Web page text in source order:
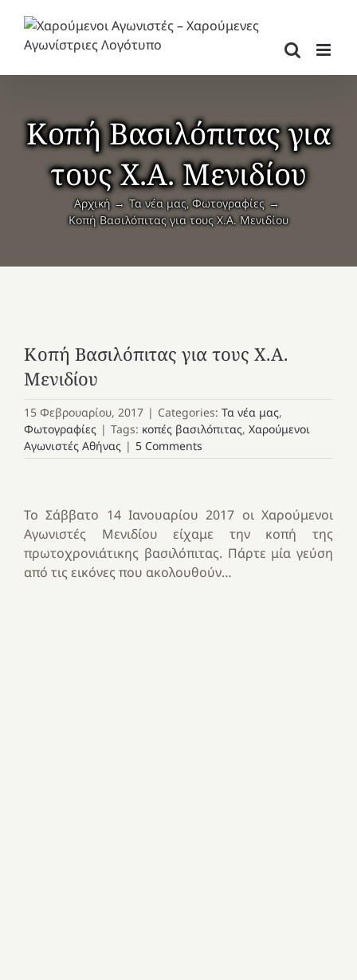
περιεχόμενο
Κοπή Βασιλόπιτας για
τους Χ.Α. Μενιδίου
Αρχική Τα νέα μας Φωτογραφίες
Κοπή Βασιλόπιτας για τους Χ.Α. Μενιδίου
Κοπή Βασιλόπιτας για τους Χ.Α.
Μενιδίου
15 Φεβρουαρίου, 2017 | Categories: Τα νέα μας,
Φωτογραφίες | Tags: κοπές βασιλόπιτας, Χαρούμενοι
Αγωνιστές Αθήνας | 5 Comments
Το Σάββατο 14 Ιανουαρίου 2017 οι Χαρούμενοι
Αγωνιστές Μενιδίου είχαμε την κοπή της
πρωτοχρονιάτικης βασιλόπιτας. Πάρτε μία γεύση
από τις εικόνες που ακολουθούν…